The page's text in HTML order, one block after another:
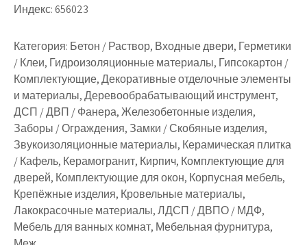
Индекс:656023
Категория: Бетон / Раствор, Входные двери, Герметики
/ Клеи, Гидроизоляционные материалы, Гипсокартон /
Комплектующие, Декоративные отделочные элементы
и материалы, Деревообрабатывающий инструмент,
ДСП / ДВП / Фанера, Железобетонные изделия,
Заборы / Ограждения, Замки / Скобяные изделия,
Звукоизоляционные материалы, Керамическая плитка
/ Кафель, Керамогранит, Кирпич, Комплектующие для
дверей, Комплектующие для окон, Корпусная мебель,
Крепёжные изделия, Кровельные материалы,
Лакокрасочные материалы, ЛДСП / ДВПО / МДФ,
Мебель для ванных комнат, Мебельная фурнитура,